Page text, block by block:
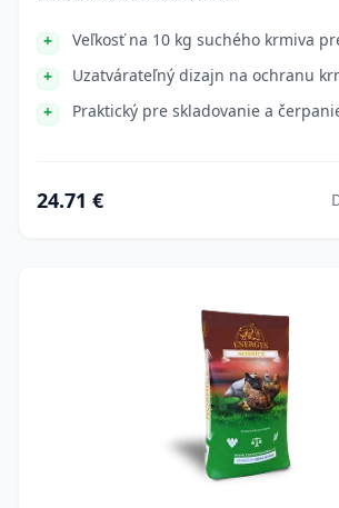
Veľkosť na 10 kg suchého krmiva
Uzatvárateľný dizajn na ochranu
Praktický pre skladovanie a
24.71 €